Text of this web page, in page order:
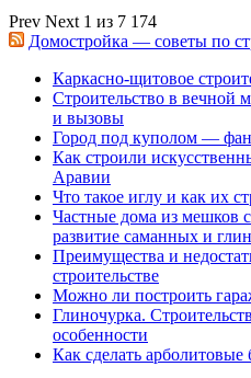
Prev Next 1 из 7 174
Домостройка — советы по
Каркасно-щитовое
Строительство в вечной
и вызовы
Город под куполом —
Как строили
Аравии
Что такое иглу и как их
Частные дома из мешков
развитие саманных и
Преимущества и
строительстве
Можно ли построить
Глиночурка.
особенности
Как сделать